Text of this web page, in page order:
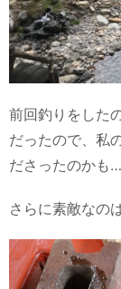
前回釣りをした
だったので、私
ださったのかも
さらに素敵なの